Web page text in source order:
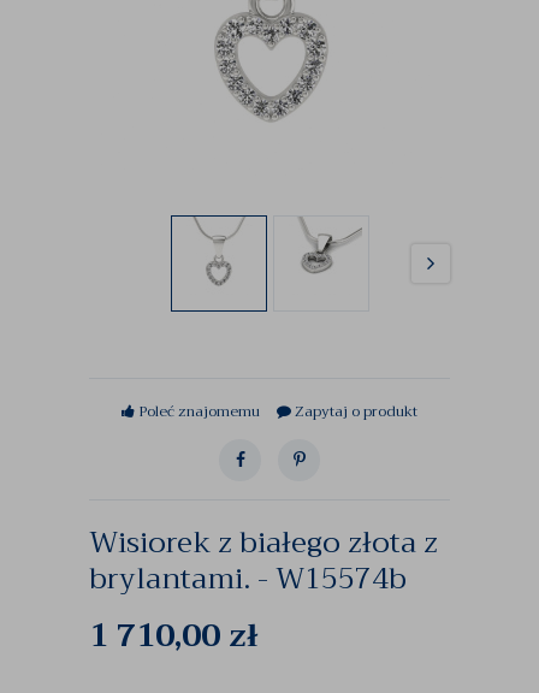
Poleć znajomemu Zapytaj o produkt
Wisiorek z białego złota z
brylantami. - W15574b
1 710,00zł